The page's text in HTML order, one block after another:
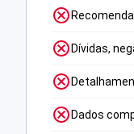
Dívidas,
Dados